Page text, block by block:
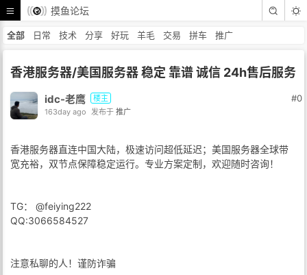
摸鱼论坛
全部 日常 技术 分享 好玩 羊毛 交易 拼车 推广
香港服务器/美国服务器 稳定 靠谱 诚信 24h售后服务
idc-老鹰
楼主
163day ago
发布于 推广
#0
香港服务器直连中国大陆，极速访问超低延迟；美国服务器全球带
宽充裕，双节点保障稳定运行。专业方案定制，欢迎随时咨询！
TG： @feiying222
QQ:3066584527
注意私聊的人！谨防诈骗